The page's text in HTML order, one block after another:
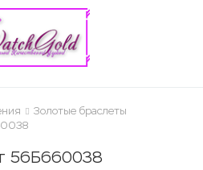
Золотые браслеты
56Б660038